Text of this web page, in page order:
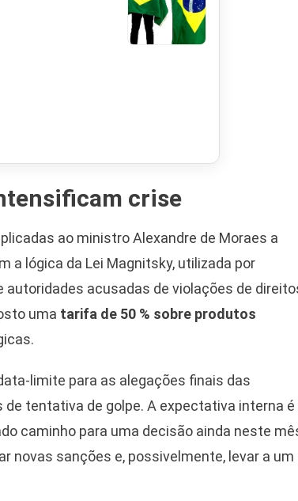
crise
ao ministro Alexandre de Moraes a
a lógica da Lei Magnitsky, utilizada por
autoridades acusadas de violações de
uma tarifa de 50 % sobre produtos
limite para as alegações finais das
tentativa de golpe. A expectativa interna é
caminho para uma decisão ainda neste
novas sanções e, possivelmente, levar a um